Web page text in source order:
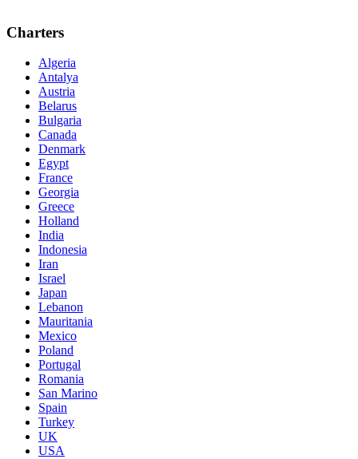
Charters
Algeria
Antalya
Austria
Belarus
Bulgaria
Canada
Denmark
Egypt
France
Georgia
Greece
Holland
India
Indonesia
Iran
Israel
Japan
Lebanon
Mauritania
Mexico
Poland
Portugal
Romania
San Marino
Spain
Turkey
UK
USA